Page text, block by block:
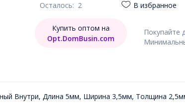
Осталось: 2 В избранное
Покупайте
Купить оптом на
Opt.DomBusin.com
Внутри, Длина 5мм, Ширина 3,5мм, Толщина